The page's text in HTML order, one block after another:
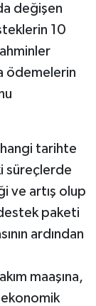
değişen
10
ödemelerin
tarihte
süreçlerde
ve artış olup
paketi
ardından
maaşına,
ekonomik